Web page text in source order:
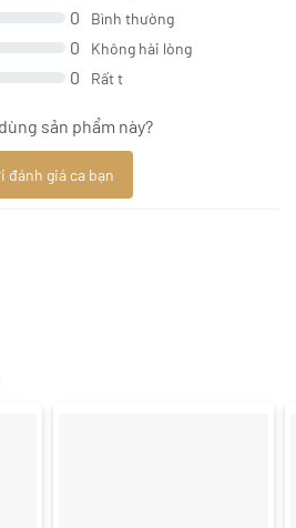
0 Bình thường
0 Không hài lòng
0 Rất t
sản phẩm này?
đánh giá ca bạn